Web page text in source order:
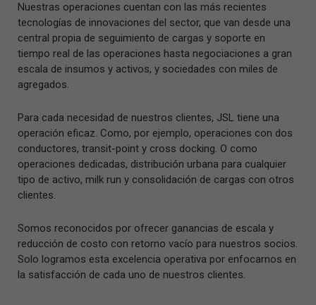
Nuestras operaciones cuentan con las más recientes
tecnologías de innovaciones del sector, que van desde una
central propia de seguimiento de cargas y soporte en
tiempo real de las operaciones hasta negociaciones a gran
escala de insumos y activos, y sociedades con miles de
agregados.
Para cada necesidad de nuestros clientes, JSL tiene una
operación eficaz. Como, por ejemplo, operaciones con dos
conductores, transit-point y cross docking. O como
operaciones dedicadas, distribución urbana para cualquier
tipo de activo, milk run y consolidación de cargas con otros
clientes.
Somos reconocidos por ofrecer ganancias de escala y
reducción de costo con retorno vacío para nuestros socios.
Solo logramos esta excelencia operativa por enfocarnos en
la satisfacción de cada uno de nuestros clientes.